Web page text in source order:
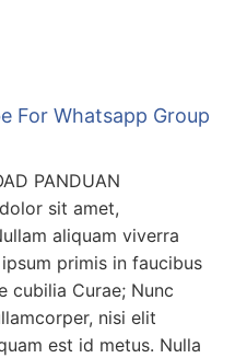
For Whatsapp Group
PANDUAN
sit amet,
aliquam viverra
primis in faucibus
cubilia Curae; Nunc
nisi elit
est id metus. Nulla